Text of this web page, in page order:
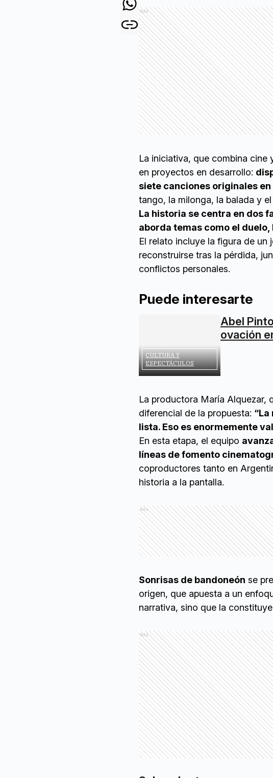
Ads
La iniciativa, que combina cine
en proyectos en desarrollo:
siete canciones originales
tango, la milonga, la balada y el
La historia se centra en dos
aborda temas como el
El relato incluye la figura de un
reconstruirse tras la pérdida,
conflictos personales.
Puede interesarte
CULTURA Y
ESPECTÁCULOS
Abel
ovación
La productora María Alquezar,
diferencial de la propuesta:
lista. Eso es enormemente
En esta etapa, el equipo
líneas de fomento
coproductores tanto en
historia a la pantalla.
Ads
Sonrisas de bandoneón se
origen, que apuesta a un
narrativa, sino que la
Ads